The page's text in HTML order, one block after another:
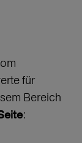
für
Bereich
: